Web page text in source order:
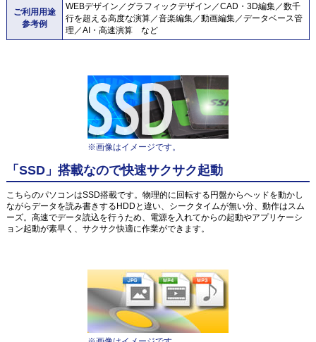
ご利用用途
参考例
WEBデザイン／グラフィックデザイン／CAD・3D編集／数千
行を超える高度な演算／音楽編集／動画編集／データベース管
理／AI・高速演算 など
※画像はイメージです。
「SSD」搭載なので快速サクサク起動
こちらのパソコンはSSD搭載です。物理的に回転する円盤からヘッドを動かし
ながらデータを読み書きするHDDと違い、シークタイムが無い分、動作はスム
ーズ。高速でデータ読込を行うため、電源を入れてからの起動やアプリケーシ
ョン起動が素早く、サクサク快適に作業ができます。